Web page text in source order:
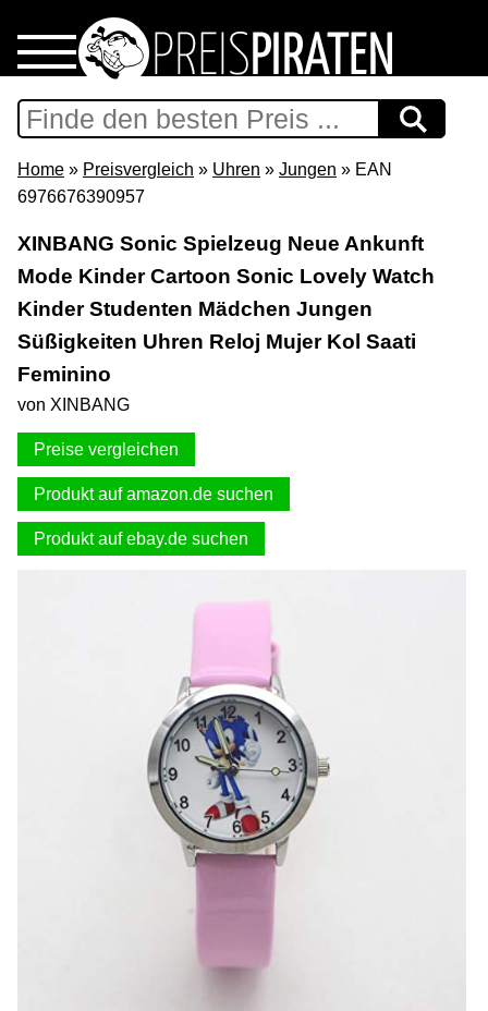
Home
Download
Support & Newsletter
Presse
Datenschutz
Impressum
Home » Preisvergleich » Uhren » Jungen » EAN
6976676390957
XINBANG Sonic Spielzeug Neue Ankunft
Mode Kinder Cartoon Sonic Lovely Watch
Kinder Studenten Mädchen Jungen
Süßigkeiten Uhren Reloj Mujer Kol Saati
Feminino
von XINBANG
Preise vergleichen
Produkt auf amazon.de suchen
Produkt auf ebay.de suchen